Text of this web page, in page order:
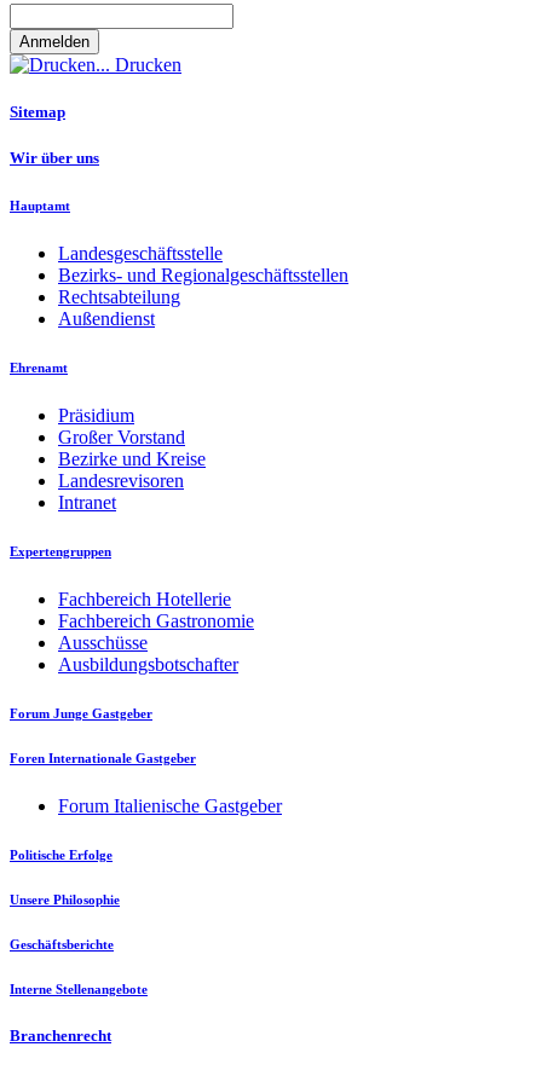
Drucken
Sitemap
Wir über uns
Hauptamt
Landesgeschäftsstelle
Bezirks- und Regionalgeschäftsstellen
Rechtsabteilung
Außendienst
Ehrenamt
Präsidium
Großer Vorstand
Bezirke und Kreise
Landesrevisoren
Intranet
Expertengruppen
Fachbereich Hotellerie
Fachbereich Gastronomie
Ausschüsse
Ausbildungsbotschafter
Forum Junge Gastgeber
Foren Internationale Gastgeber
Forum Italienische Gastgeber
Politische Erfolge
Unsere Philosophie
Geschäftsberichte
Interne Stellenangebote
Branchenrecht